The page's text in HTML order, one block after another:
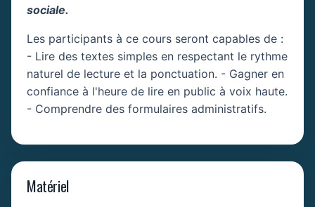
sociale.
Les participants à ce cours seront capables de :
- Lire des textes simples en respectant le rythme
naturel de lecture et la ponctuation. - Gagner en
confiance à l'heure de lire en public à voix haute.
- Comprendre des formulaires administratifs.
Matériel